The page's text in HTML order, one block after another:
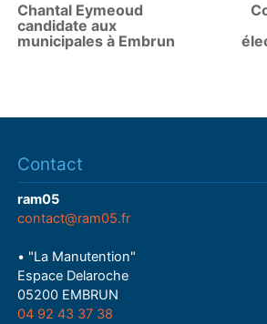
Chantal Eymeoud
candidate aux
municipales à Embrun
Contact
ram05
contact@ram05.fr
• "La Manutention"
Espace Delaroche
05200 EMBRUN
04 92 43 37 38